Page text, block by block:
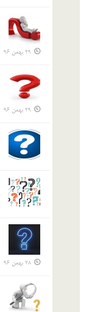
29 بهمن 96
29 بهمن 96
28 بهمن 96